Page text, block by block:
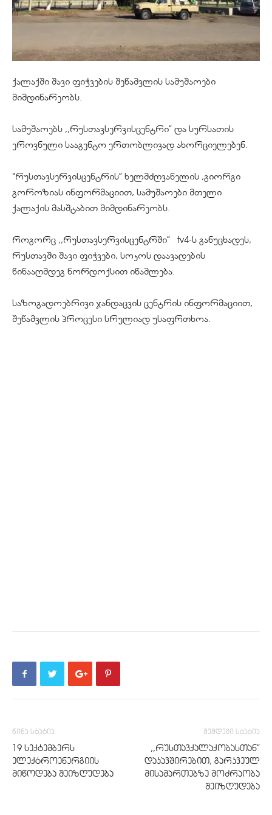
ქალაქში შავი ფიჭვების შეწამვლის სამუშაოები
მიმდინარეობს.
სამუშაოებს ,,რუსთავსერვისცენტრი” და სურსათის
ეროვნული სააგენტო ერთობლივად ახორციელებენ.
“რუსთავსერვისცენტრის” ხელმძღვანელის ,გიორგი
გოროზიას ინფორმაციით, სამუშაოები მთელი
ქალაქის მასშტაბით მიმდინარეობს.
როგორც ,,რუსთავსერვისცენტრში” tv4-ს განუცხადეს,
რუსთავში შავი ფიჭვები, სოკოს დაავადების
წინააღმდეგ ნორდოქსით იწამლება.
საზოგადოებრივი ჯანდაცვის ცენტრის ინფორმაციით,
შეწამვლის პროცესი სრულიად უსაფრთხოა.
წინა სტატია
19 სექტემბერს
ელექტროენერგიის
მიწოდება შეიზღუდება
შემდეგი სტატია
,,რუსთავქალაქობასთან”
დაკავშირებით, გარკვეულ
მისამართებზე მოძრაობა
შეიზღუდება